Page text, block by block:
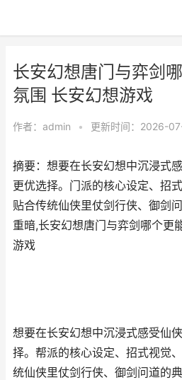
长安幻想唐门与弈剑
氛围 长安幻想游戏
作者： admin • 更新时间：2026-
摘要：想要在长安幻想中沉浸式
更优选择。门派的核心设定、招
贴合传统仙侠里仗剑行侠、御剑
重暗,长安幻想唐门与弈剑哪个更
游戏
想要在长安幻想中沉浸式感受仙
择。帮派的核心设定、招式视觉
统仙侠里仗剑行侠、御剑问道的